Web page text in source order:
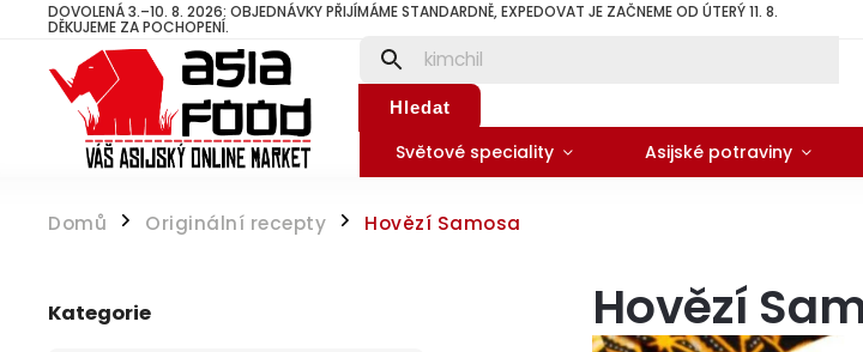
DOVOLENÁ 3.–10. 8. 2026: OBJEDNÁVKY PŘIJÍMÁME STANDARDNĚ, EXPEDOVAT JE ZAČNEME OD ÚTERÝ 11. 8.
DĚKUJEME ZA POCHOPENÍ.
Hledat
Světové speciality Asijské potraviny
Domů / Originální recepty / Hovězí Samosa
Kategorie Hovězí